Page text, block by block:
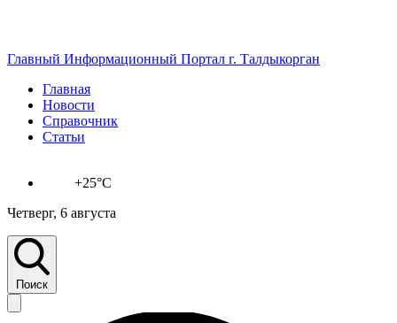
Главный Информационный Портал г. Талдыкорган
Главная
Новости
Справочник
Статьи
+25°C
Четверг, 6 августа
Поиск